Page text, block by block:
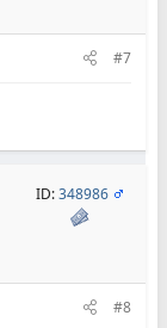
#7
ID:348986
#8